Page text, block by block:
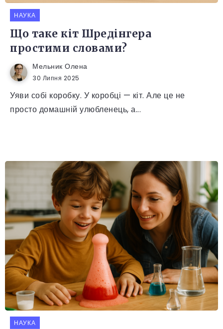
НАУКА
Що таке кіт Шредінгера
простими словами?
Мельник Олена
30 Липня 2025
Уяви собі коробку. У коробці — кіт. Але це не
просто домашній улюбленець, а...
НАУКА